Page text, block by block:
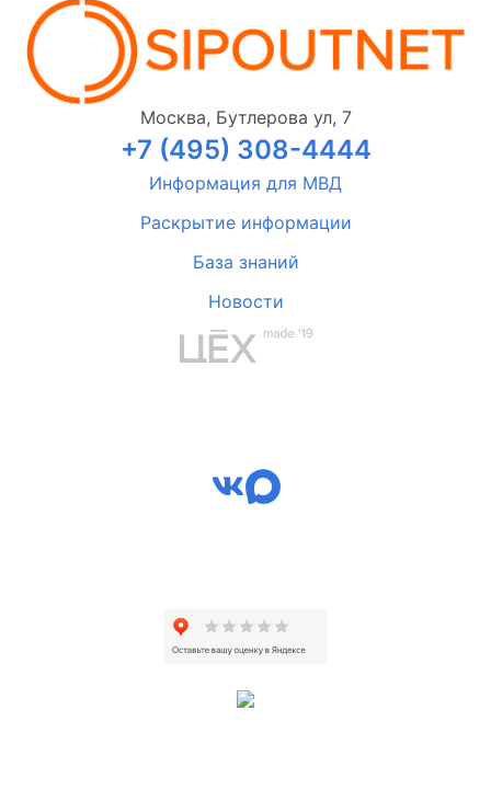
Москва, Бутлерова ул, 7
+7 (495) 308-4444
Информация для МВД
Раскрытие информации
База знаний
Новости